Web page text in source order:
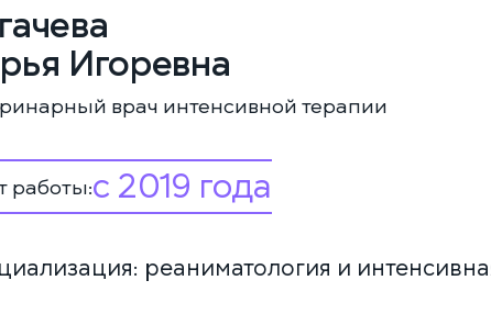
Игоревна
врач интенсивной терапии
работы:с 2019 года
реаниматология и